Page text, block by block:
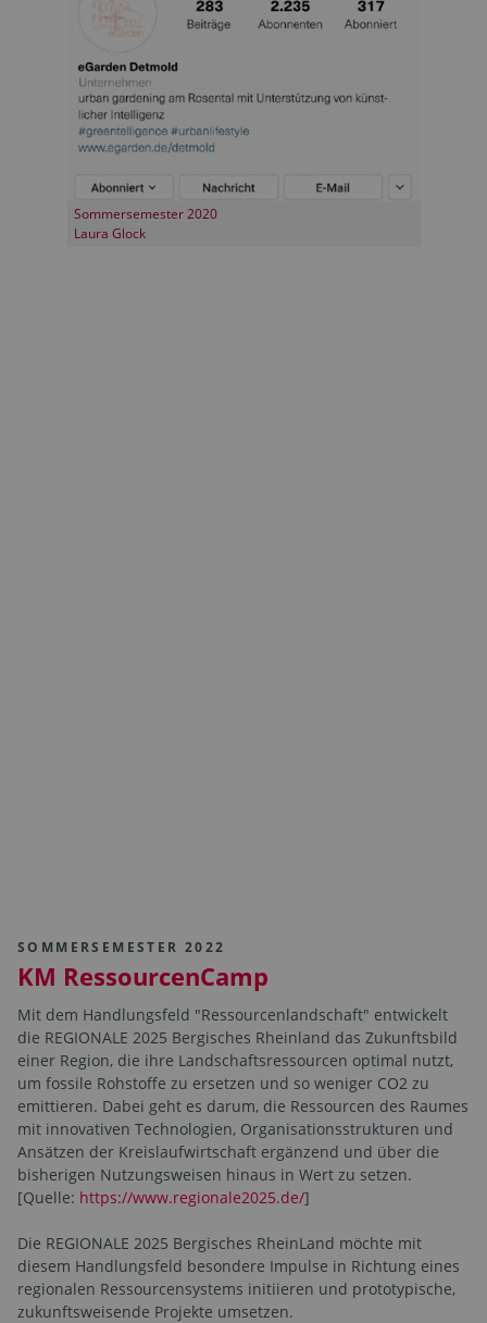
Sommersemester 2020
Laura Glock
SOMMERSEMESTER 2022
KM RessourcenCamp
Mit dem Handlungsfeld "Ressourcenlandschaft" entwickelt
die REGIONALE 2025 Bergisches Rheinland das Zukunftsbild
einer Region, die ihre Landschaftsressourcen optimal nutzt,
um fossile Rohstoffe zu ersetzen und so weniger CO2 zu
emittieren. Dabei geht es darum, die Ressourcen des Raumes
mit innovativen Technologien, Organisationsstrukturen und
Ansätzen der Kreislaufwirtschaft ergänzend und über die
bisherigen Nutzungsweisen hinaus in Wert zu setzen.
[Quelle: https://www.regionale2025.de/]
Die REGIONALE 2025 Bergisches RheinLand möchte mit
diesem Handlungsfeld besondere Impulse in Richtung eines
regionalen Ressourcensystems initiieren und prototypische,
zukunftsweisende Projekte umsetzen.